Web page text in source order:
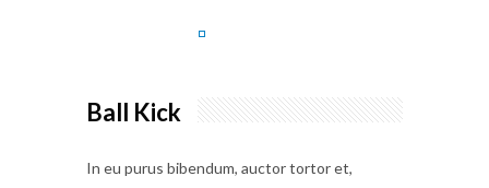
Ball Kick
In eu purus bibendum, auctor tortor et,